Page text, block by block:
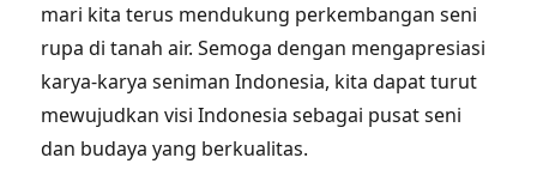
mari kita terus mendukung perkembangan seni
rupa di tanah air. Semoga dengan mengapresiasi
karya-karya seniman Indonesia, kita dapat turut
mewujudkan visi Indonesia sebagai pusat seni
dan budaya yang berkualitas.